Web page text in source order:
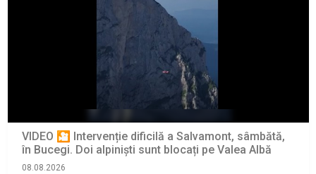
VIDEO 🎦 Intervenție dificilă a Salvamont, sâmbătă,
în Bucegi. Doi alpiniști sunt blocați pe Valea Albă
08.08.2026